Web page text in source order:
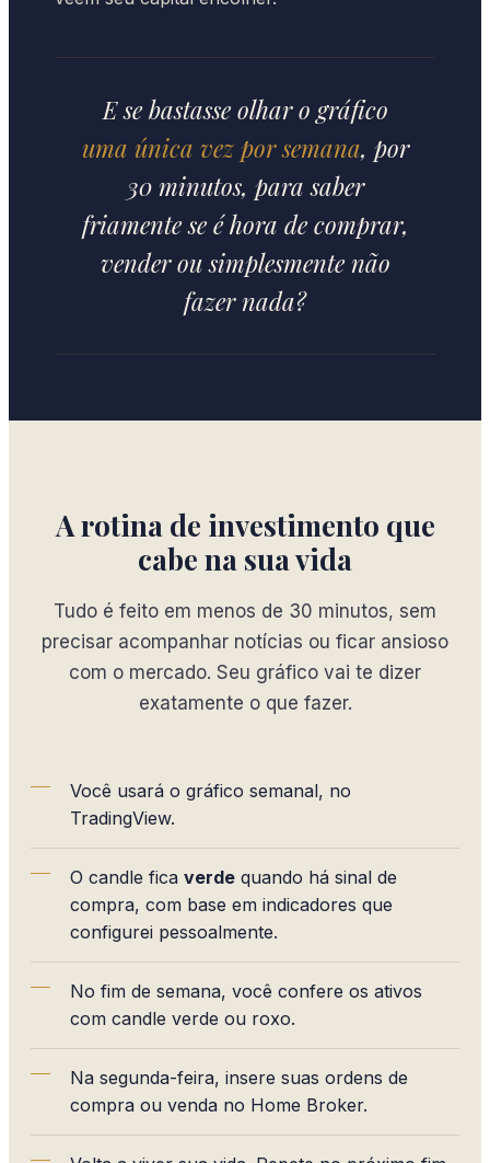
E se bastasse olhar o gráfico
uma única vez por semana, por
30 minutos, para saber
friamente se é hora de comprar,
vender ou simplesmente não
fazer nada?
A rotina de investimento que
cabe na sua vida
Tudo é feito em menos de 30 minutos, sem
precisar acompanhar notícias ou ficar ansioso
com o mercado. Seu gráfico vai te dizer
exatamente o que fazer.
Você usará o gráfico semanal, no
TradingView.
O candle fica verde quando há sinal de
compra, com base em indicadores que
configurei pessoalmente.
No fim de semana, você confere os ativos
com candle verde ou roxo.
Na segunda-feira, insere suas ordens de
compra ou venda no Home Broker.